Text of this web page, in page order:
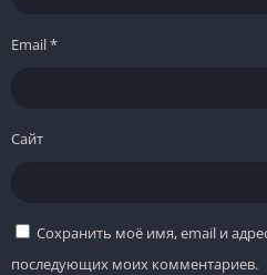
Email*
Сайт
Сохранить моё имя, email и
последующих моих комментариев.